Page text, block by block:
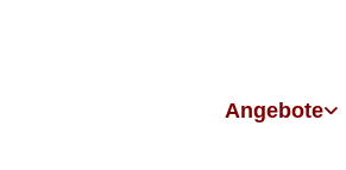
Angebote